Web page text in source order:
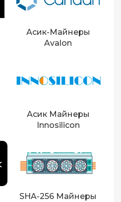
Асик-Майнеры
Avalon
Асик Майнеры
Innosilicon
SHA-256 Майнеры